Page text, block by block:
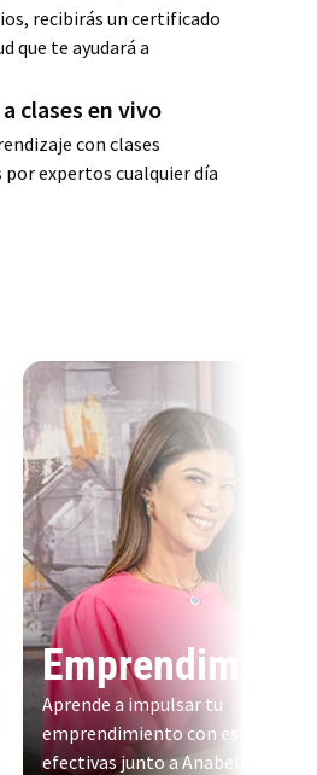
recibirás un certificado
que te ayudará a
clases en vivo
con clases
expertos cualquier día
Aprende a impulsar tu
emprendimiento con estrategias
efectivas junto a Anabelle Blum.